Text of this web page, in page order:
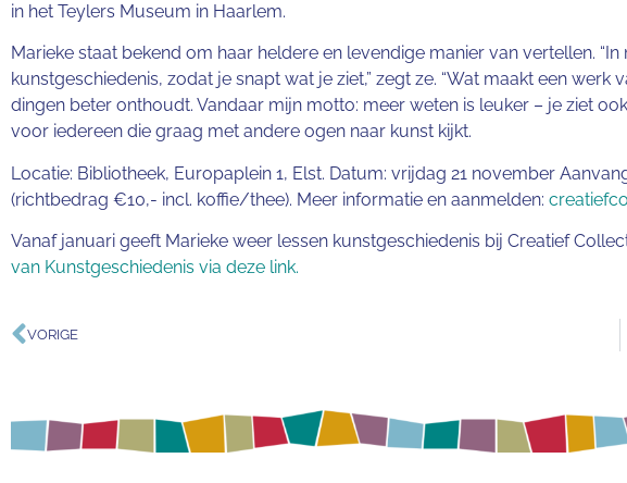
in het Teylers Museum in Haarlem.
Marieke staat bekend om haar heldere en levendige manier van vertellen.
kunstgeschiedenis, zodat je snapt wat je ziet,” zegt ze. “Wat maakt een
dingen beter onthoudt. Vandaar mijn motto: meer weten is leuker – je ziet
voor iedereen die graag met andere ogen naar kunst kijkt.
Locatie: Bibliotheek, Europaplein 1, Elst. Datum: vrijdag 21 november
(richtbedrag €10,- incl. koffie/thee). Meer informatie en aanmelden:
Vanaf januari geeft Marieke weer lessen kunstgeschiedenis bij Creatief
van Kunstgeschiedenis via deze link.
VORIGE